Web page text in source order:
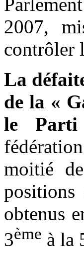
2007,
contrôler
La
de la «
le Parti
moitié
obtenus
3ème à la